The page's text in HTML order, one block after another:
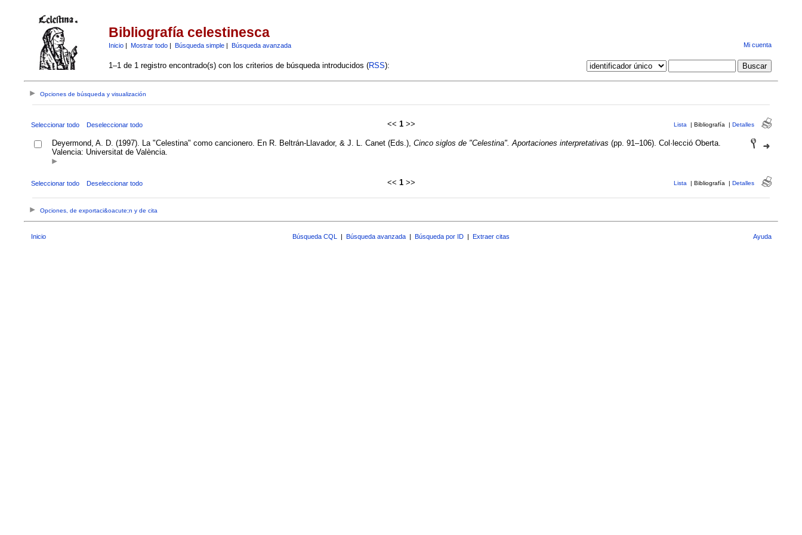
Bibliografía celestinesca
Inicio| Mostrar todo| Búsqueda simple| Búsqueda avanzada Mi cuenta
1–1 de 1 registro encontrado(s) con los criterios de búsqueda introducidos (RSS):
Opciones de búsqueda y visualización
Seleccionar todo Deseleccionar todo << 1>> Lista | Bibliografía | Detalles
Deyermond, A. D. (1997). La "Celestina" como cancionero. En R. Beltrán-Llavador, & J. L. Canet (Eds.), Cinco siglos de "Celestina". Aportaciones interpretativas (pp. 91–106). Col·lecció Oberta.
Valencia: Universitat de València.
Seleccionar todo Deseleccionar todo << 1>> Lista | Bibliografía | Detalles
Opciones, de exportaci&oacute;n y de cita
Inicio Búsqueda CQL | Búsqueda avanzada | Búsqueda por ID | Extraer citas Ayuda